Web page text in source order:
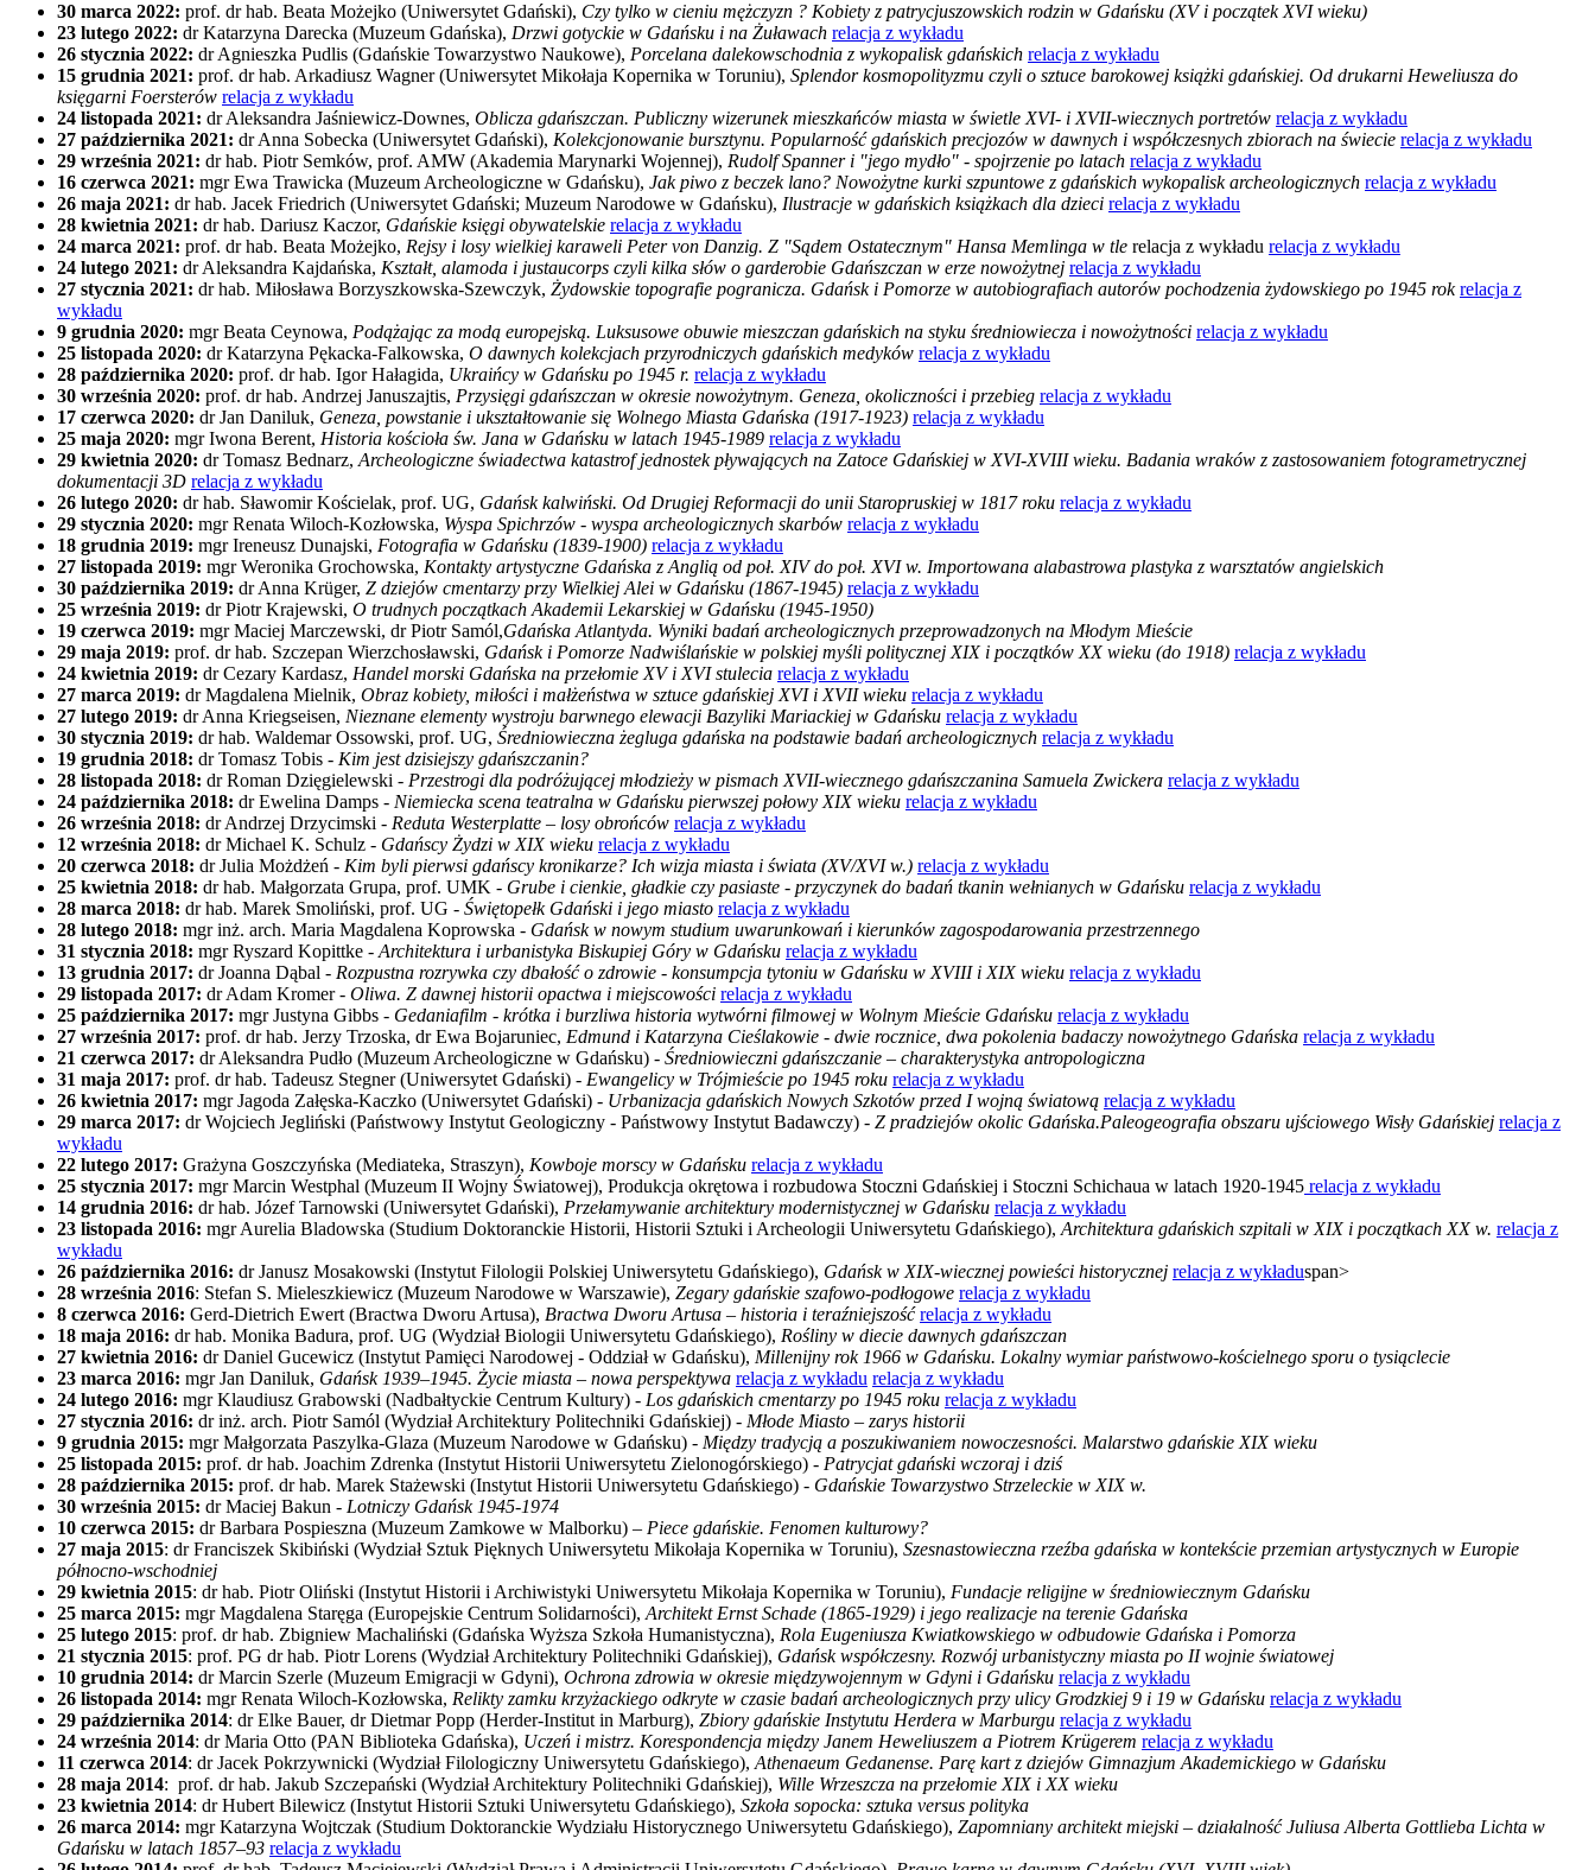
30 marca 2022: prof. dr hab. Beata Możejko (Uniwersytet Gdański), Czy tylko w cieniu mężczyzn ? Kobiety z patrycjuszowskich rodzin w Gdańsku (XV i początek XVI wieku)
23 lutego 2022: dr Katarzyna Darecka (Muzeum Gdańska), Drzwi gotyckie w Gdańsku i na Żuławach relacja z wykładu
26 stycznia 2022: dr Agnieszka Pudlis (Gdańskie Towarzystwo Naukowe), Porcelana dalekowschodnia z wykopalisk gdańskich relacja z wykładu
15 grudnia 2021: prof. dr hab. Arkadiusz Wagner (Uniwersytet Mikołaja Kopernika w Toruniu), Splendor kosmopolityzmu czyli o sztuce barokowej książki gdańskiej. Od drukarni Heweliusza do
księgarni Foersterów relacja z wykładu
24 listopada 2021: dr Aleksandra Jaśniewicz-Downes, Oblicza gdańszczan. Publiczny wizerunek mieszkańców miasta w świetle XVI- i XVII-wiecznych portretów relacja z wykładu
27 października 2021: dr Anna Sobecka (Uniwersytet Gdański), Kolekcjonowanie bursztynu. Popularność gdańskich precjozów w dawnych i współczesnych zbiorach na świecie relacja z wykładu
29 września 2021: dr hab. Piotr Semków, prof. AMW (Akademia Marynarki Wojennej), Rudolf Spanner i "jego mydło" - spojrzenie po latach relacja z wykładu
16 czerwca 2021: mgr Ewa Trawicka (Muzeum Archeologiczne w Gdańsku), Jak piwo z beczek lano? Nowożytne kurki szpuntowe z gdańskich wykopalisk archeologicznych relacja z wykładu
26 maja 2021: dr hab. Jacek Friedrich (Uniwersytet Gdański; Muzeum Narodowe w Gdańsku), Ilustracje w gdańskich książkach dla dzieci relacja z wykładu
28 kwietnia 2021: dr hab. Dariusz Kaczor, Gdańskie księgi obywatelskie relacja z wykładu
24 marca 2021: prof. dr hab. Beata Możejko, Rejsy i losy wielkiej karaweli Peter von Danzig. Z "Sądem Ostatecznym" Hansa Memlinga w tle relacja z wykładu relacja z wykładu
24 lutego 2021: dr Aleksandra Kajdańska, Kształt, alamoda i justaucorps czyli kilka słów o garderobie Gdańszczan w erze nowożytnej relacja z wykładu
27 stycznia 2021: dr hab. Miłosława Borzyszkowska-Szewczyk, Żydowskie topografie pogranicza. Gdańsk i Pomorze w autobiografiach autorów pochodzenia żydowskiego po 1945 rok relacja z
wykładu
9 grudnia 2020: mgr Beata Ceynowa, Podążając za modą europejską. Luksusowe obuwie mieszczan gdańskich na styku średniowiecza i nowożytności relacja z wykładu
25 listopada 2020: dr Katarzyna Pękacka-Falkowska, O dawnych kolekcjach przyrodniczych gdańskich medyków relacja z wykładu
28 października 2020: prof. dr hab. Igor Hałagida, Ukraińcy w Gdańsku po 1945 r. relacja z wykładu
30 września 2020: prof. dr hab. Andrzej Januszajtis, Przysięgi gdańszczan w okresie nowożytnym. Geneza, okoliczności i przebieg relacja z wykładu
17 czerwca 2020: dr Jan Daniluk, Geneza, powstanie i ukształtowanie się Wolnego Miasta Gdańska (1917-1923) relacja z wykładu
25 maja 2020: mgr Iwona Berent, Historia kościoła św. Jana w Gdańsku w latach 1945-1989 relacja z wykładu
29 kwietnia 2020: dr Tomasz Bednarz, Archeologiczne świadectwa katastrof jednostek pływających na Zatoce Gdańskiej w XVI-XVIII wieku. Badania wraków z zastosowaniem fotogrametrycznej
dokumentacji 3D relacja z wykładu
26 lutego 2020: dr hab. Sławomir Kościelak, prof. UG, Gdańsk kalwiński. Od Drugiej Reformacji do unii Staropruskiej w 1817 roku relacja z wykładu
29 stycznia 2020: mgr Renata Wiloch-Kozłowska, Wyspa Spichrzów - wyspa archeologicznych skarbów relacja z wykładu
18 grudnia 2019: mgr Ireneusz Dunajski, Fotografia w Gdańsku (1839-1900) relacja z wykładu
27 listopada 2019: mgr Weronika Grochowska, Kontakty artystyczne Gdańska z Anglią od poł. XIV do poł. XVI w. Importowana alabastrowa plastyka z warsztatów angielskich
30 października 2019: dr Anna Krüger, Z dziejów cmentarzy przy Wielkiej Alei w Gdańsku (1867-1945) relacja z wykładu
25 września 2019: dr Piotr Krajewski, O trudnych początkach Akademii Lekarskiej w Gdańsku (1945-1950)
19 czerwca 2019: mgr Maciej Marczewski, dr Piotr Samól,Gdańska Atlantyda. Wyniki badań archeologicznych przeprowadzonych na Młodym Mieście
29 maja 2019: prof. dr hab. Szczepan Wierzchosławski, Gdańsk i Pomorze Nadwiślańskie w polskiej myśli politycznej XIX i początków XX wieku (do 1918) relacja z wykładu
24 kwietnia 2019: dr Cezary Kardasz, Handel morski Gdańska na przełomie XV i XVI stulecia relacja z wykładu
27 marca 2019: dr Magdalena Mielnik, Obraz kobiety, miłości i małżeństwa w sztuce gdańskiej XVI i XVII wieku relacja z wykładu
27 lutego 2019: dr Anna Kriegseisen, Nieznane elementy wystroju barwnego elewacji Bazyliki Mariackiej w Gdańsku relacja z wykładu
30 stycznia 2019: dr hab. Waldemar Ossowski, prof. UG, Średniowieczna żegluga gdańska na podstawie badań archeologicznych relacja z wykładu
19 grudnia 2018: dr Tomasz Tobis - Kim jest dzisiejszy gdańszczanin?
28 listopada 2018: dr Roman Dzięgielewski - Przestrogi dla podróżującej młodzieży w pismach XVII-wiecznego gdańszczanina Samuela Zwickera relacja z wykładu
24 października 2018: dr Ewelina Damps - Niemiecka scena teatralna w Gdańsku pierwszej połowy XIX wieku relacja z wykładu
26 września 2018: dr Andrzej Drzycimski - Reduta Westerplatte – losy obrońców relacja z wykładu
12 września 2018: dr Michael K. Schulz - Gdańscy Żydzi w XIX wieku relacja z wykładu
20 czerwca 2018: dr Julia Możdżeń - Kim byli pierwsi gdańscy kronikarze? Ich wizja miasta i świata (XV/XVI w.) relacja z wykładu
25 kwietnia 2018: dr hab. Małgorzata Grupa, prof. UMK - Grube i cienkie, gładkie czy pasiaste - przyczynek do badań tkanin wełnianych w Gdańsku relacja z wykładu
28 marca 2018: dr hab. Marek Smoliński, prof. UG - Świętopełk Gdański i jego miasto relacja z wykładu
28 lutego 2018: mgr inż. arch. Maria Magdalena Koprowska - Gdańsk w nowym studium uwarunkowań i kierunków zagospodarowania przestrzennego
31 stycznia 2018: mgr Ryszard Kopittke - Architektura i urbanistyka Biskupiej Góry w Gdańsku relacja z wykładu
13 grudnia 2017: dr Joanna Dąbal - Rozpustna rozrywka czy dbałość o zdrowie - konsumpcja tytoniu w Gdańsku w XVIII i XIX wieku relacja z wykładu
29 listopada 2017: dr Adam Kromer - Oliwa. Z dawnej historii opactwa i miejscowości relacja z wykładu
25 października 2017: mgr Justyna Gibbs - Gedaniafilm - krótka i burzliwa historia wytwórni filmowej w Wolnym Mieście Gdańsku relacja z wykładu
27 września 2017: prof. dr hab. Jerzy Trzoska, dr Ewa Bojaruniec, Edmund i Katarzyna Cieślakowie - dwie rocznice, dwa pokolenia badaczy nowożytnego Gdańska relacja z wykładu
21 czerwca 2017: dr Aleksandra Pudło (Muzeum Archeologiczne w Gdańsku) - Średniowieczni gdańszczanie – charakterystyka antropologiczna
31 maja 2017: prof. dr hab. Tadeusz Stegner (Uniwersytet Gdański) - Ewangelicy w Trójmieście po 1945 roku relacja z wykładu
26 kwietnia 2017: mgr Jagoda Załęska-Kaczko (Uniwersytet Gdański) - Urbanizacja gdańskich Nowych Szkotów przed I wojną światową relacja z wykładu
29 marca 2017: dr Wojciech Jegliński (Państwowy Instytut Geologiczny - Państwowy Instytut Badawczy) - Z pradziejów okolic Gdańska.Paleogeografia obszaru ujściowego Wisły Gdańskiej relacja z
wykładu
22 lutego 2017: Grażyna Goszczyńska (Mediateka, Straszyn), Kowboje morscy w Gdańsku relacja z wykładu
25 stycznia 2017: mgr Marcin Westphal (Muzeum II Wojny Światowej), Produkcja okrętowa i rozbudowa Stoczni Gdańskiej i Stoczni Schichaua w latach 1920-1945 relacja z wykładu
14 grudnia 2016: dr hab. Józef Tarnowski (Uniwersytet Gdański), Przełamywanie architektury modernistycznej w Gdańsku relacja z wykładu
23 listopada 2016: mgr Aurelia Bladowska (Studium Doktoranckie Historii, Historii Sztuki i Archeologii Uniwersytetu Gdańskiego), Architektura gdańskich szpitali w XIX i początkach XX w. relacja z
wykładu
26 października 2016: dr Janusz Mosakowski (Instytut Filologii Polskiej Uniwersytetu Gdańskiego), Gdańsk w XIX-wiecznej powieści historycznej relacja z wykładuspan>
28 września 2016: Stefan S. Mieleszkiewicz (Muzeum Narodowe w Warszawie), Zegary gdańskie szafowo-podłogowe relacja z wykładu
8 czerwca 2016: Gerd-Dietrich Ewert (Bractwa Dworu Artusa), Bractwa Dworu Artusa – historia i teraźniejszośćrelacja z wykładu
18 maja 2016: dr hab. Monika Badura, prof. UG (Wydział Biologii Uniwersytetu Gdańskiego), Rośliny w diecie dawnych gdańszczan
27 kwietnia 2016: dr Daniel Gucewicz (Instytut Pamięci Narodowej - Oddział w Gdańsku), Millenijny rok 1966 w Gdańsku. Lokalny wymiar państwowo-kościelnego sporu o tysiąclecie
23 marca 2016: mgr Jan Daniluk, Gdańsk 1939–1945. Życie miasta – nowa perspektywa relacja z wykładu relacja z wykładu
24 lutego 2016: mgr Klaudiusz Grabowski (Nadbałtyckie Centrum Kultury) - Los gdańskich cmentarzy po 1945 roku relacja z wykładu
27 stycznia 2016: dr inż. arch. Piotr Samól (Wydział Architektury Politechniki Gdańskiej) - Młode Miasto – zarys historii
9 grudnia 2015: mgr Małgorzata Paszylka-Glaza (Muzeum Narodowe w Gdańsku) - Między tradycją a poszukiwaniem nowoczesności. Malarstwo gdańskie XIX wieku
25 listopada 2015: prof. dr hab. Joachim Zdrenka (Instytut Historii Uniwersytetu Zielonogórskiego) - Patrycjat gdański wczoraj i dziś
28 października 2015: prof. dr hab. Marek Stażewski (Instytut Historii Uniwersytetu Gdańskiego) - Gdańskie Towarzystwo Strzeleckie w XIX w.
30 września 2015: dr Maciej Bakun - Lotniczy Gdańsk 1945-1974
10 czerwca 2015: dr Barbara Pospieszna (Muzeum Zamkowe w Malborku) – Piece gdańskie. Fenomen kulturowy?
27 maja 2015: dr Franciszek Skibiński (Wydział Sztuk Pięknych Uniwersytetu Mikołaja Kopernika w Toruniu), Szesnastowieczna rzeźba gdańska w kontekście przemian artystycznych w Europie
północno-wschodniej
29 kwietnia 2015: dr hab. Piotr Oliński (Instytut Historii i Archiwistyki Uniwersytetu Mikołaja Kopernika w Toruniu), Fundacje religijne w średniowiecznym Gdańsku
25 marca 2015: mgr Magdalena Staręga (Europejskie Centrum Solidarności), Architekt Ernst Schade (1865-1929) i jego realizacje na terenie Gdańska
25 lutego 2015: prof. dr hab. Zbigniew Machaliński (Gdańska Wyższa Szkoła Humanistyczna), Rola Eugeniusza Kwiatkowskiego w odbudowie Gdańska i Pomorza
21 stycznia 2015: prof. PG dr hab. Piotr Lorens (Wydział Architektury Politechniki Gdańskiej), Gdańsk współczesny. Rozwój urbanistyczny miasta po II wojnie światowej
10 grudnia 2014: dr Marcin Szerle (Muzeum Emigracji w Gdyni), Ochrona zdrowia w okresie międzywojennym w Gdyni i Gdańsku relacja z wykładu
26 listopada 2014: mgr Renata Wiloch-Kozłowska, Relikty zamku krzyżackiego odkryte w czasie badań archeologicznych przy ulicy Grodzkiej 9 i 19 w Gdańsku relacja z wykładu
29 października 2014: dr Elke Bauer, dr Dietmar Popp (Herder-Institut in Marburg), Zbiory gdańskie Instytutu Herdera w Marburgu relacja z wykładu
24 września 2014: dr Maria Otto (PAN Biblioteka Gdańska), Uczeń i mistrz. Korespondencja między Janem Heweliuszem a Piotrem Krügerem relacja z wykładu
11 czerwca 2014: dr Jacek Pokrzywnicki (Wydział Filologiczny Uniwersytetu Gdańskiego), Athenaeum Gedanense. Parę kart z dziejów Gimnazjum Akademickiego w Gdańsku
28 maja 2014: prof. dr hab. Jakub Szczepański (Wydział Architektury Politechniki Gdańskiej), Wille Wrzeszcza na przełomie XIX i XX wieku
23 kwietnia 2014: dr Hubert Bilewicz (Instytut Historii Sztuki Uniwersytetu Gdańskiego), Szkoła sopocka: sztuka versus polityka
26 marca 2014: mgr Katarzyna Wojtczak (Studium Doktoranckie Wydziału Historycznego Uniwersytetu Gdańskiego), Zapomniany architekt miejski – działalność Juliusa Alberta Gottlieba Lichta w
Gdańsku w latach 1857–93 relacja z wykładu